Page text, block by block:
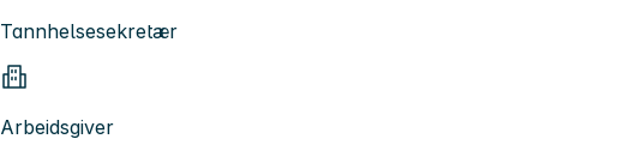
Tannhelsesekretær
Arbeidsgiver